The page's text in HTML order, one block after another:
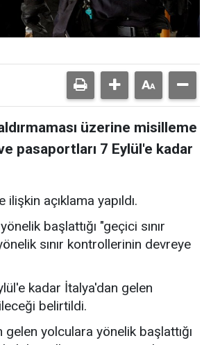
üzerine misilleme
pasaportları 7 Eylül'e kadar
açıklama yapıldı.
başlattığı "geçici sınır
sınır kontrollerinin devreye
kadar İtalya'dan gelen
belirtildi.
yolculara yönelik başlattığı